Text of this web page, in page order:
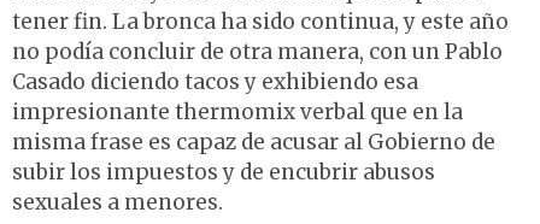
tener fin. La bronca ha sido continua, y este año
no podía concluir de otra manera, con un Pablo
Casado diciendo tacos y exhibiendo esa
impresionante thermomix verbal que en la
misma frase es capaz de acusar al Gobierno de
subir los impuestos y de encubrir abusos
sexuales a menores.